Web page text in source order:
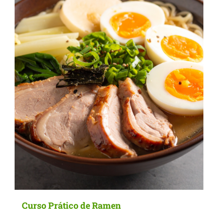
Curso Prático de Ramen